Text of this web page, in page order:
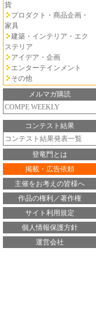
貨
プロダクト・商品企画・
家具
建築・インテリア・エク
ステリア
アイデア・企画
エンターテインメント
その他
メルマガ購読
COMPE WEEKLY
コンテスト結果
コンテスト結果発表一覧
登竜門とは
掲載・広告依頼
主催をお考えの皆様へ
作品の権利／著作権
サイト利用規定
個人情報保護方針
運営会社